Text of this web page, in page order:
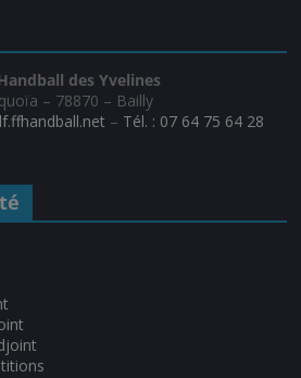
des Yvelines
– 78870 – Bailly
– Tél. : 07 64 75 64 28